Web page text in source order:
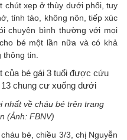
chút xẹp ở thùy dưới phổi, tuy
tỉnh táo, không nôn, tiếp xúc
chuyện bình thường với mọi
bé một lần nữa và có khả
tin.
nhất về cháu bé trên trang
(Ảnh: FBNV)
bé, chiều 3/3, chị Nguyễn